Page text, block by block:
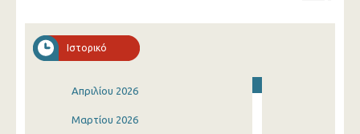
Ιστορικό
Απριλίου 2026
Μαρτίου 2026